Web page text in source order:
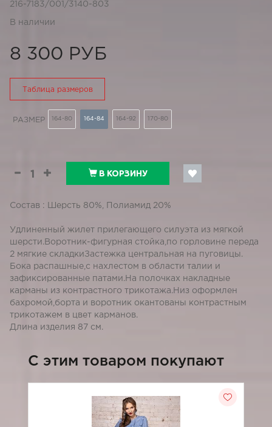
216-7183/001/3140-803
В наличии
8 300 РУБ
Таблица размеров
РАЗМЕР 164-80 164-84 164-92 170-80
В КОРЗИНУ
Состав : Шерсть 80%, Полиамид 20%
Удлиненный жилет прилегающего силуэта из мягкой
шерсти.Воротник-фигурная стойка,по горловине переда
2 мягкие складкиЗастежка центральная на пуговицы.
Бока распашные,с нахлестом в области талии и
зафиксированные патами.На полочках накладные
карманы из контрастного трикотажа.Низ оформлен
бахромой,борта и воротник окантованы контрастным
трикотажем в цвет карманов.
Длина изделия 87 см.
C этим товаром покупают